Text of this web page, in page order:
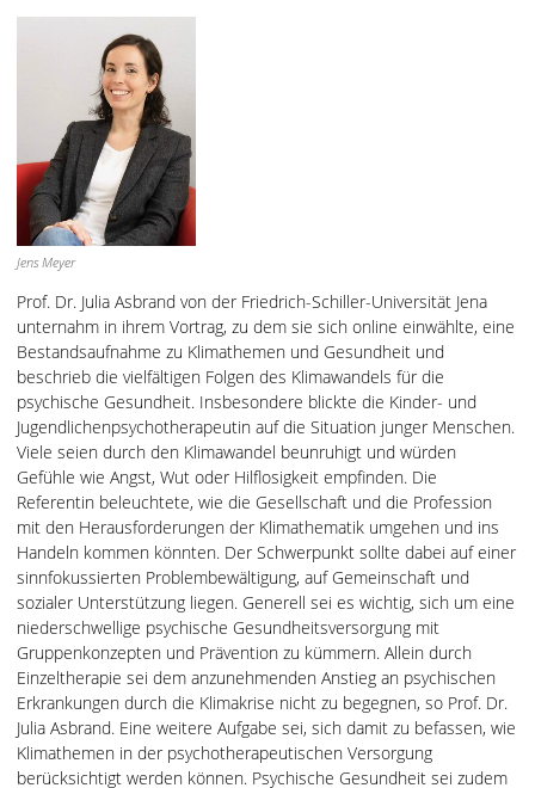
Jens Meyer
Prof. Dr. Julia Asbrand von der Friedrich-Schiller-Universität Jena
unternahm in ihrem Vortrag, zu dem sie sich online einwählte, eine
Bestandsaufnahme zu Klimathemen und Gesundheit und
beschrieb die vielfältigen Folgen des Klimawandels für die
psychische Gesundheit. Insbesondere blickte die Kinder- und
Jugendlichenpsychotherapeutin auf die Situation junger Menschen.
Viele seien durch den Klimawandel beunruhigt und würden
Gefühle wie Angst, Wut oder Hilflosigkeit empfinden. Die
Referentin beleuchtete, wie die Gesellschaft und die Profession
mit den Herausforderungen der Klimathematik umgehen und ins
Handeln kommen könnten. Der Schwerpunkt sollte dabei auf einer
sinnfokussierten Problembewältigung, auf Gemeinschaft und
sozialer Unterstützung liegen. Generell sei es wichtig, sich um eine
niederschwellige psychische Gesundheitsversorgung mit
Gruppenkonzepten und Prävention zu kümmern. Allein durch
Einzeltherapie sei dem anzunehmenden Anstieg an psychischen
Erkrankungen durch die Klimakrise nicht zu begegnen, so Prof. Dr.
Julia Asbrand. Eine weitere Aufgabe sei, sich damit zu befassen, wie
Klimathemen in der psychotherapeutischen Versorgung
berücksichtigt werden können. Psychische Gesundheit sei zudem